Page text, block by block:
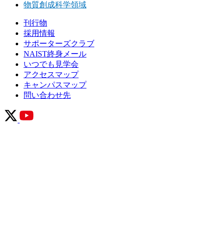
物質創成科学領域
刊行物
採用情報
サポーターズクラブ
NAIST終身メール
いつでも見学会
アクセスマップ
キャンパスマップ
問い合わせ先